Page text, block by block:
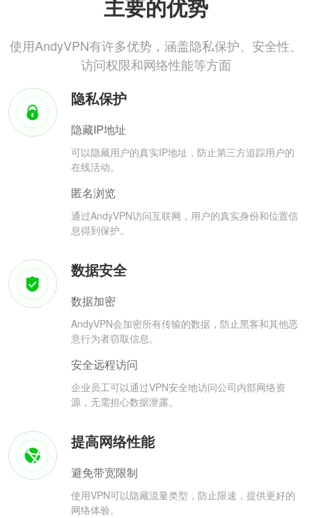
主要的优势
使用AndyVPN有许多优势，涵盖隐私保护、安全性、
访问权限和网络性能等方面
隐私保护
隐藏IP地址
可以隐藏用户的真实IP地址，防止第三方追踪用户的
在线活动。
匿名浏览
通过AndyVPN访问互联网，用户的真实身份和位置信
息得到保护。
数据安全
数据加密
AndyVPN会加密所有传输的数据，防止黑客和其他恶
意行为者窃取信息。
安全远程访问
企业员工可以通过VPN安全地访问公司内部网络资
源，无需担心数据泄露。
提高网络性能
避免带宽限制
使用VPN可以隐藏流量类型，防止限速，提供更好的
网络体验。